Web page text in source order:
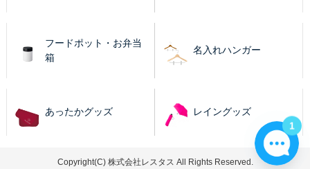
フードポット・お弁当
箱
名入れハンガー
あったかグッズ レイングッズ
Copyright(C) 株式会社レスタス All Rights Reserved.
1